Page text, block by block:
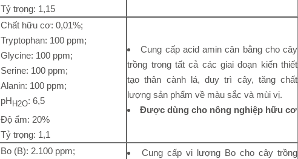
Tỷ trọng: 1,15
Chất hữu cơ: 0,01%;
Tryptophan: 100 ppm;
Glycine: 100 ppm;
Serine: 100 ppm;
Alanin: 100 ppm;
pH H2O: 6,5
Độ ẩm: 20%
Tỷ trọng: 1,1
Cung cấp acid amin cân bằng cho cây
trồng trong tất cả các giai đoạn kiến thiết
tạo thân cành lá, duy trì cây, tăng chất
lượng sản phẩm về màu sắc và mùi vị.
Được dùng cho nông nghiệp hữu cơ
Bo (B): 2.100 ppm;
Cung cấp vi lượng Bo cho cây trồng